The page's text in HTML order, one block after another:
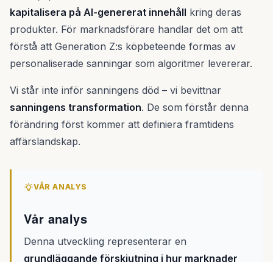
kapitalisera på AI-genererat innehåll kring deras
produkter. För marknadsförare handlar det om att
förstå att Generation Z:s köpbeteende formas av
personaliserade sanningar som algoritmer levererar.
Vi står inte inför sanningens död – vi bevittnar
sanningens transformation. De som förstår denna
förändring först kommer att definiera framtidens
affärslandskap.
VÅR ANALYS
Vår analys
Denna utveckling representerar en
grundläggande förskjutning i hur marknader